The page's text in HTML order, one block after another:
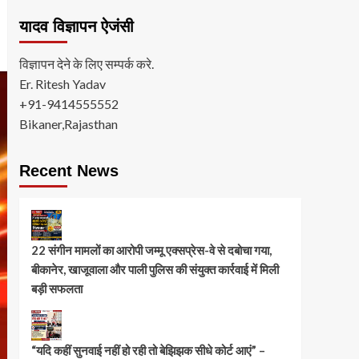
यादव विज्ञापन ऐजंसी
विज्ञापन देने के लिए सम्पर्क करे.
Er. Ritesh Yadav
+91-9414555552
Bikaner,Rajasthan
Recent News
22 संगीन मामलों का आरोपी जम्मू एक्सप्रेस-वे से दबोचा गया,
बीकानेर, खाजूवाला और पाली पुलिस की संयुक्त कार्रवाई में मिली
बड़ी सफलता
“यदि कहीं सुनवाई नहीं हो रही तो बेझिझक सीधे कोर्ट आएं” –